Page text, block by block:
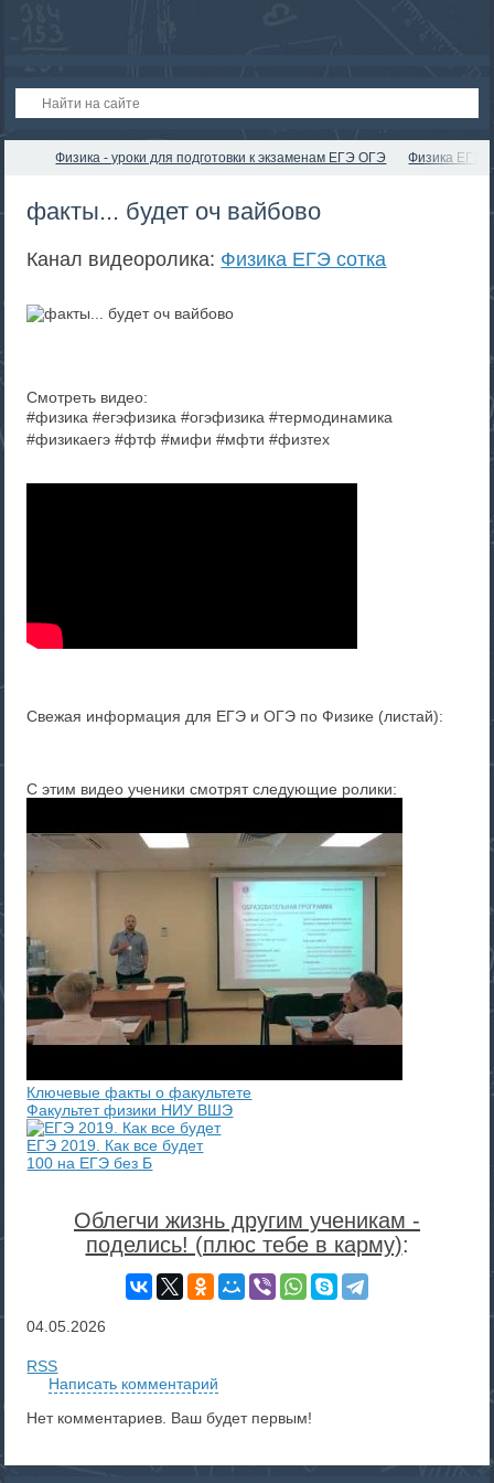
Физика - уроки для подготовки к экзаменам ЕГЭ ОГЭ Физика ЕГЭ
факты... будет оч вайбово
Канал видеоролика: Физика ЕГЭ сотка
Смотреть видео:
#физика #егэфизика #огэфизика #термодинамика
#физикаегэ #фтф #мифи #мфти #физтех
Свежая информация для ЕГЭ и ОГЭ по Физике (листай):
С этим видео ученики смотрят следующие ролики:
Ключевые факты о факультете
Факультет физики НИУ ВШЭ
ЕГЭ 2019. Как все будет
100 на ЕГЭ без Б
Облегчи жизнь другим ученикам -
поделись! (плюс тебе в карму):
04.05.2026
RSS
Написать комментарий
Нет комментариев. Ваш будет первым!